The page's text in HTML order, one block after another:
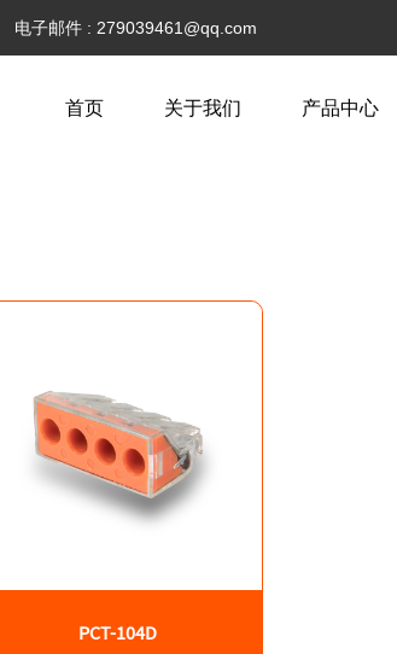
电子邮件 : 279039461@qq.com
首页 关于我们 产品中心
PCT-104D